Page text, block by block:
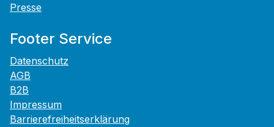
Presse
Footer Service
Datenschutz
AGB
B2B
Impressum
Barrierefreiheitserklärung